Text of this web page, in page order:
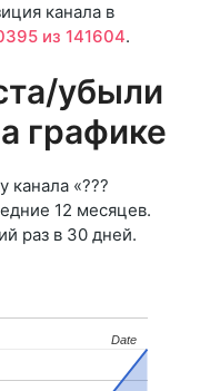
канала в
из 141604.
убыли
графике
канала «??‍?
12 месяцев.
раз в 30 дней.
Date
Date